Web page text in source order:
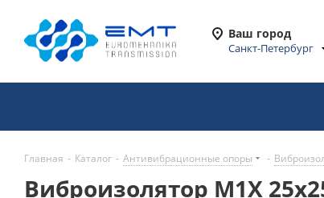
Ваш город
Санкт-Петербург
Главная - Каталог - Антивибрационные опоры -
Виброизолятор M1X